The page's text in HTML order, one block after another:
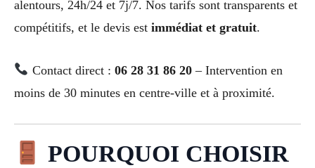
alentours, 24h/24 et 7j/7. Nos tarifs sont transparents et
compétitifs, et le devis est immédiat et gratuit.
Contact direct : 06 28 31 86 20– Intervention en
moins de 30 minutes en centre-ville et à proximité.
POURQUOI CHOISIR